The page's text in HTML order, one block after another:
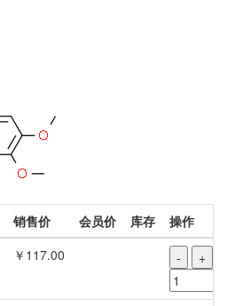
销售价 会员价 库存
操作
￥117.00 - +